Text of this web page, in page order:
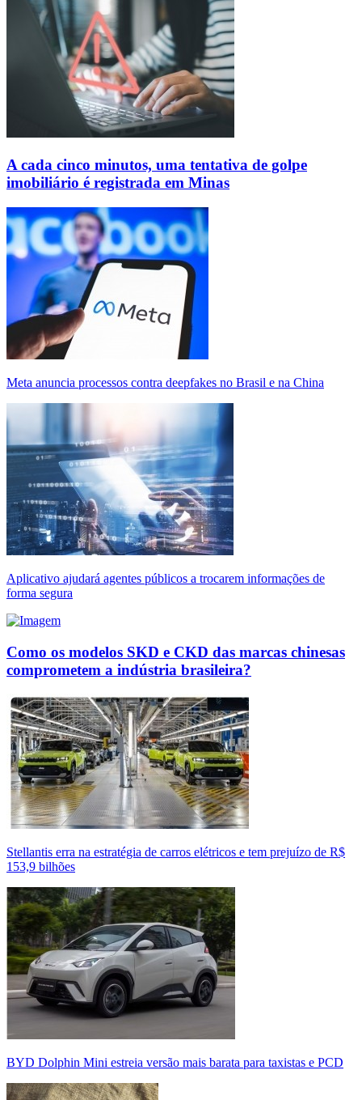
A cada cinco minutos, uma tentativa de golpe
imobiliário é registrada em Minas
Meta anuncia processos contra deepfakes no Brasil e na China
Aplicativo ajudará agentes públicos a trocarem informações de
forma segura
Como os modelos SKD e CKD das marcas chinesas
comprometem a indústria brasileira?
Stellantis erra na estratégia de carros elétricos e tem prejuízo de R$
153,9 bilhões
BYD Dolphin Mini estreia versão mais barata para taxistas e PCD